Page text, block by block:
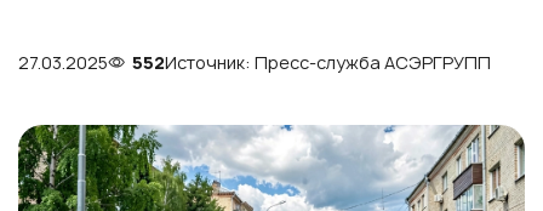
27.03.2025 552Источник: Пресс-служба АСЭРГРУПП